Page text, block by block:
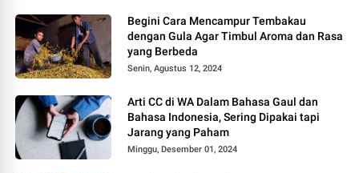
Begini Cara Mencampur Tembakau
dengan Gula Agar Timbul Aroma dan Rasa
yang Berbeda
Senin, Agustus 12, 2024
Arti CC di WA Dalam Bahasa Gaul dan
Bahasa Indonesia, Sering Dipakai tapi
Jarang yang Paham
Minggu, Desember 01, 2024